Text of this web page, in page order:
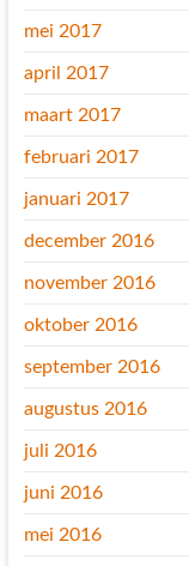
mei 2017
april 2017
maart 2017
februari 2017
januari 2017
december 2016
november 2016
oktober 2016
september 2016
augustus 2016
juli 2016
juni 2016
mei 2016